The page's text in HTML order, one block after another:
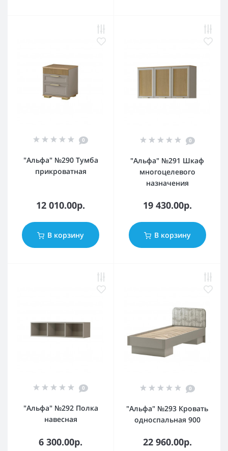
0
"Альфа" №290 Тумба
прикроватная
12 010.00р.
В корзину
0
"Альфа" №291 Шкаф
многоцелевого
назначения
19 430.00р.
В корзину
0
"Альфа" №292 Полка
навесная
6 300.00р.
0
"Альфа" №293 Кровать
односпальная 900
22 960.00р.